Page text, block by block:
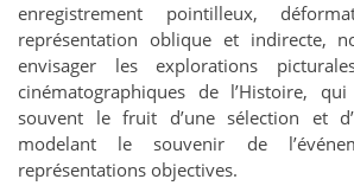
enregistrement pointilleux,
représentation oblique et indirecte,
envisager les explorations
cinématographiques de l’Histoire,
souvent le fruit d’une sélection et
modelant le souvenir de
représentations objectives.